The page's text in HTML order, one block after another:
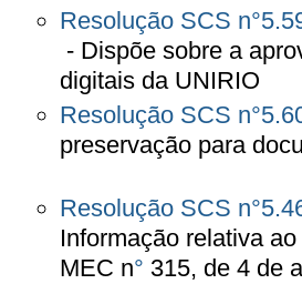
Resolução SCS
- Dispõe sobre a
digitais da UNIRIO
Resolução SCS
preservação para
Resolução SCS
Informação relativa
MEC n° 315, de 4 de